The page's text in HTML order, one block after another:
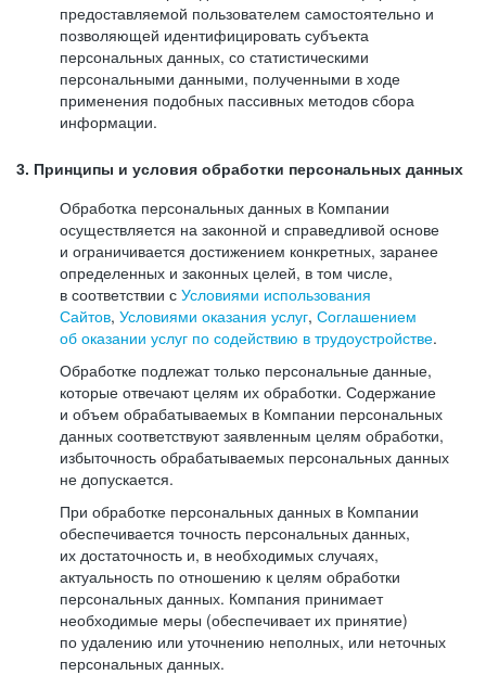
предоставляемой пользователем самостоятельно и
позволяющей идентифицировать субъекта
персональных данных, со статистическими
персональными данными, полученными в ходе
применения подобных пассивных методов сбора
информации.
3. Принципы и условия обработки персональных данных
Обработка персональных данных в Компании
осуществляется на законной и справедливой основе
и ограничивается достижением конкретных, заранее
определенных и законных целей, в том числе,
в соответствии с Условиями использования
Сайтов, Условиями оказания услуг, Соглашением
об оказании услуг по содействию в трудоустройстве.
Обработке подлежат только персональные данные,
которые отвечают целям их обработки. Содержание
и объем обрабатываемых в Компании персональных
данных соответствуют заявленным целям обработки,
избыточность обрабатываемых персональных данных
не допускается.
При обработке персональных данных в Компании
обеспечивается точность персональных данных,
их достаточность и, в необходимых случаях,
актуальность по отношению к целям обработки
персональных данных. Компания принимает
необходимые меры (обеспечивает их принятие)
по удалению или уточнению неполных, или неточных
персональных данных.